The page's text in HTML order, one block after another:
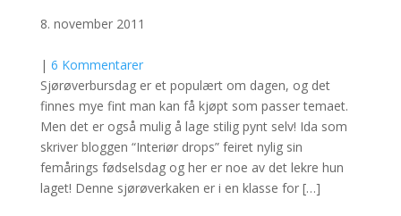
8. november 2011
| 6 Kommentarer
Sjørøverbursdag er et populært om dagen, og det
finnes mye fint man kan få kjøpt som passer temaet.
Men det er også mulig å lage stilig pynt selv! Ida som
skriver bloggen “Interiør drops” feiret nylig sin
femårings fødselsdag og her er noe av det lekre hun
laget! Denne sjørøverkaken er i en klasse for […]